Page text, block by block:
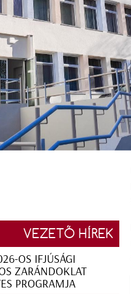
VEZETŐ HÍREK
OS IFJÚSÁGI
ZARÁNDOKLAT
PROGRAMJA